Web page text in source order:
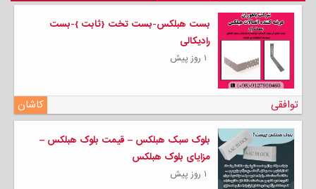
بست هبلکس-بست تخت {ثابت }-بست
رادیکالی
۱ روز پیش
کاشان توافقی
بلوک سبک هبلکس – قیمت بلوک هبلکس –
مزایای بلوک هبلکس
۱ روز پیش